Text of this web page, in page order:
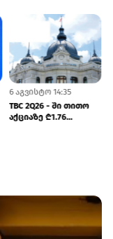
6 აგვისტო 14:35
TBC 2Q26 - ში თითო
აქციაზე ₾1.76